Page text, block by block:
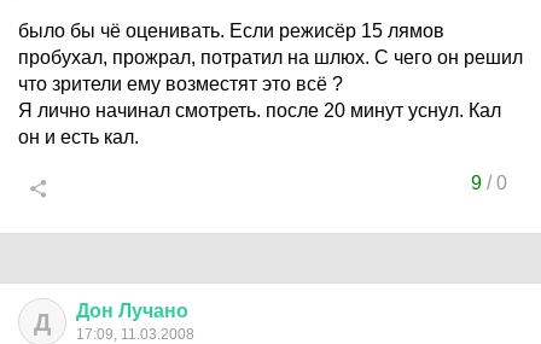
было бы чё оценивать. Если режисёр 15 лямов
пробухал, прожрал, потратил на шлюх. С чего он решил
что зрители ему возместят это всё ?
Я лично начинал смотреть. после 20 минут уснул. Кал
он и есть кал.
9/0
Д Дон Лучано
17:09, 11.03.2008